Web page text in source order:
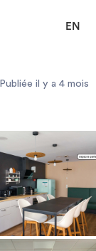
EN
Publiée il y a 4 mois